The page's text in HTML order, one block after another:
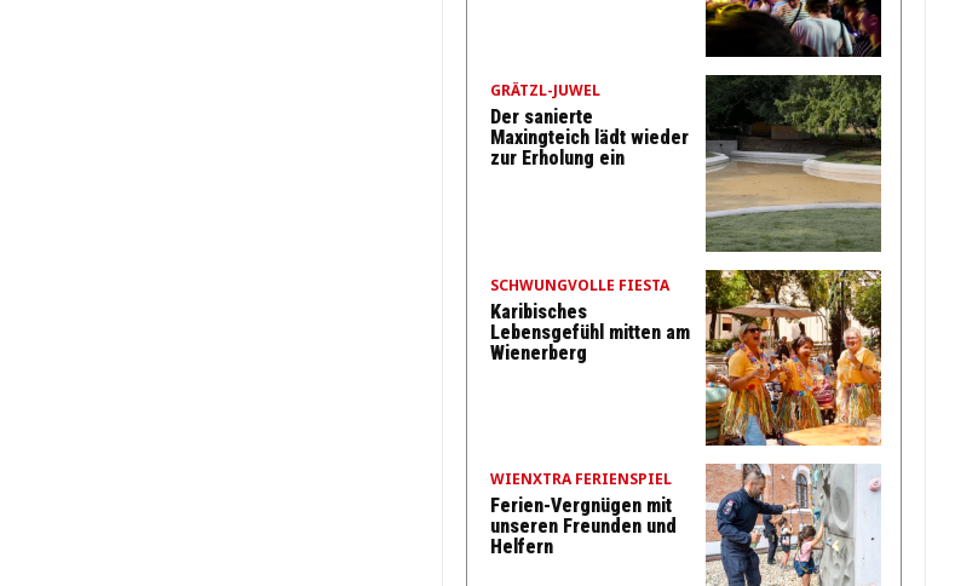
GRÄTZL-JUWEL
Der sanierte
Maxingteich lädt wieder
zur Erholung ein
SCHWUNGVOLLE FIESTA
Karibisches
Lebensgefühl mitten am
Wienerberg
WIENXTRA FERIENSPIEL
Ferien-Vergnügen mit
unseren Freunden und
Helfern